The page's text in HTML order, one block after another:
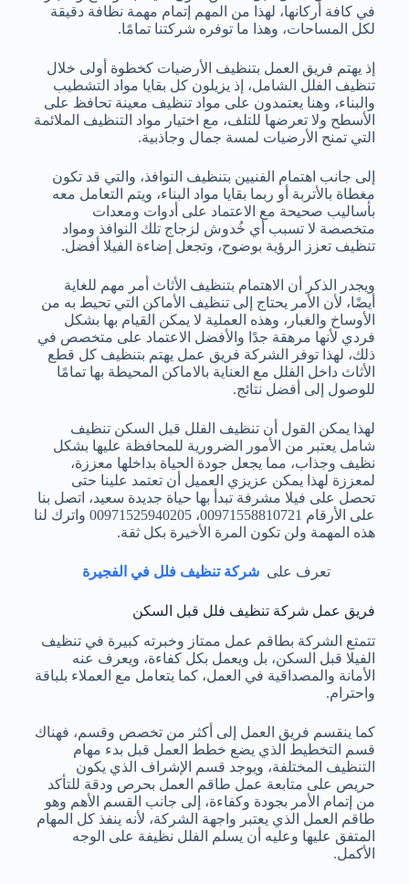
في كافة أركانها، لهذا من المهم إتمام مهمة نظافة دقيقة
لكل المساحات، وهذا ما توفره شركتنا تمامًا.
إذ يهتم فريق العمل بتنظيف الأرضيات كخطوة أولى خلال
تنظيف الفلل الشامل، إذ يزيلون كل بقايا مواد التشطيب
والبناء، وهنا يعتمدون على مواد تنظيف معينة تحافظ على
الأسطح ولا تعرضها للتلف، مع اختيار مواد التنظيف الملائمة
التي تمنح الأرضيات لمسة جمال وجاذبية.
إلى جانب اهتمام الفنيين بتنظيف النوافذ، والتي قد تكون
مغطاة بالأتربة أو ربما بقايا مواد البناء، ويتم التعامل معه
بأساليب صحيحة مع الاعتماد على أدوات ومعدات
متخصصة لا تسبب أي خُدوش لزجاج تلك النوافذ ومواد
تنظيف تعزز الرؤية بوضوح، وتجعل إضاءة الفيلا أفضل.
ويجدر الذكر أن الاهتمام بتنظيف الأثاث أمر مهم للغاية
أيضًا، لأن الأمر يحتاج إلى تنظيف الأماكن التي تحيط به من
الأوساخ والغبار، وهذه العملية لا يمكن القيام بها بشكل
فردي لأنها مرهقة جدًا والأفضل الاعتماد على متخصص في
ذلك، لهذا توفر الشركة فريق عمل يهتم بتنظيف كل قطع
الأثاث داخل الفلل مع العناية بالاماكن المحيطة بها تمامًا
للوصول إلى أفضل نتائج.
لهذا يمكن القول أن تنظيف الفلل قبل السكن تنظيف
شامل يعتبر من الأمور الضرورية للمحافظة عليها بشكل
نظيف وجذاب، مما يجعل جودة الحياة بداخلها معززة،
لمعززة لهذا يمكن عزيزي العميل أن تعتمد علينا حتى
تحصل على فيلا مشرفة تبدأ بها حياة جديدة سعيد، اتصل بنا
على الأرقام 00971558810721، 00971525940205 واترك لنا
هذه المهمة ولن تكون المرة الأخيرة بكل ثقة.
تعرف على شركة تنظيف فلل في الفجيرة
فريق عمل شركة تنظيف فلل قبل السكن
تتمتع الشركة بطاقم عمل ممتاز وخبرته كبيرة في تنظيف
الفيلا قبل السكن، بل ويعمل بكل كفاءة، ويعرف عنه
الأمانة والمصداقية في العمل، كما يتعامل مع العملاء بلباقة
واحترام.
كما ينقسم فريق العمل إلى أكثر من تخصص وقسم، فهناك
قسم التخطيط الذي يضع خطط العمل قبل بدء مهام
التنظيف المختلفة، ويوجد قسم الإشراف الذي يكون
حريص على متابعة عمل طاقم العمل بحرص ودقة للتأكد
من إتمام الأمر بجودة وكفاءة، إلى جانب القسم الأهم وهو
طاقم العمل الذي يعتبر واجهة الشركة، لأنه ينفذ كل المهام
المتفق عليها وعليه أن يسلم الفلل نظيفة على الوجه
الأكمل.